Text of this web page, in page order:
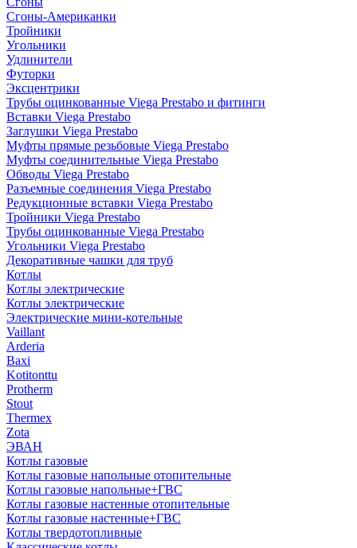
Сгоны-Американки
Тройники
Угольники
Удлинители
Футорки
Эксцентрики
Трубы оцинкованные Viega Prestabo и фитинги
Вставки Viega Prestabo
Заглушки Viega Prestabo
Муфты прямые резьбовые Viega Prestabo
Муфты соединительные Viega Prestabo
Обводы Viega Prestabo
Разъемные соединения Viega Prestabo
Редукционные вставки Viega Prestabo
Тройники Viega Prestabo
Трубы оцинкованные Viega Prestabo
Угольники Viega Prestabo
Декоративные чашки для труб
Котлы
Котлы электрические
Котлы электрические
Электрические мини-котельные
Vaillant
Arderia
Baxi
Kotitonttu
Protherm
Stout
Thermex
Zota
ЭВАН
Котлы газовые
Котлы газовые напольные отопительные
Котлы газовые напольные+ГВС
Котлы газовые настенные отопительные
Котлы газовые настенные+ГВС
Котлы твердотопливные